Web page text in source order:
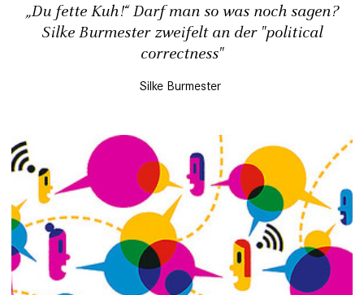
„Du fette Kuh!“ Darf man so was noch sagen?
Silke Burmester zweifelt an der "political
correctness"
Silke Burmester